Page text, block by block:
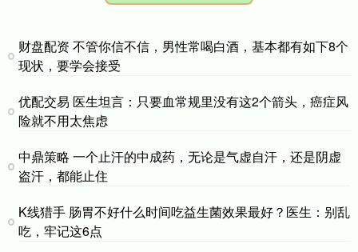
财盘配资 不管你信不信，男性常喝白酒，基本都有如下8个
现状，要学会接受
优配交易 医生坦言：只要血常规里没有这2个箭头，癌症风
险就不用太焦虑
中鼎策略 一个止汗的中成药，无论是气虚自汗，还是阴虚
盗汗，都能止住
K线猎手 肠胃不好什么时间吃益生菌效果最好？医生：别乱
吃，牢记这6点